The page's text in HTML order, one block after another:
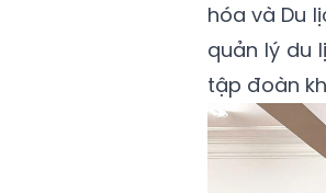
hóa và Du
quản lý du
tập đoàn